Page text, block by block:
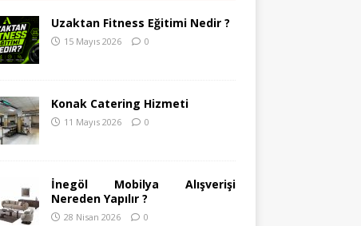
Uzaktan Fitness Eğitimi Nedir ?
15 Mayıs 2026 0
Konak Catering Hizmeti
11 Mayıs 2026 0
İnegöl Mobilya Alışverişi
Nereden Yapılır ?
28 Nisan 2026 0